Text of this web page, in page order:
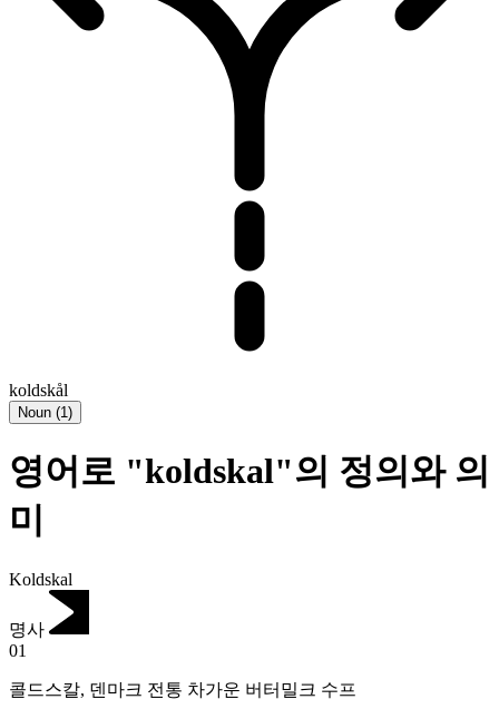
koldskål
Noun (1)
영어로 "koldskal"의 정의와 의
미
Koldskal
명사
01
콜드스칼, 덴마크 전통 차가운 버터밀크 수프